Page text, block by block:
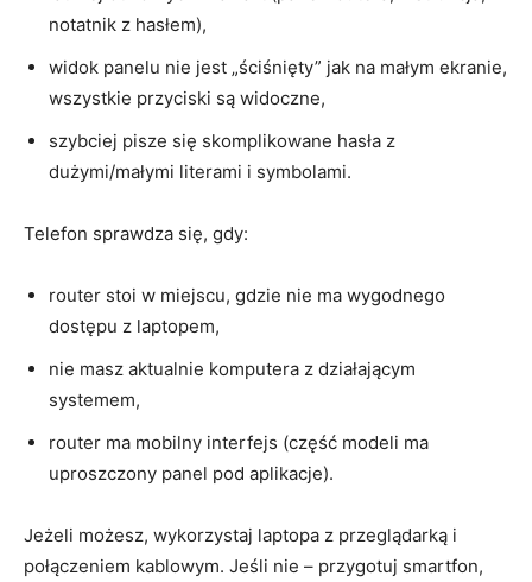
notatnik z hasłem),
widok panelu nie jest „ściśnięty” jak na małym ekranie,
wszystkie przyciski są widoczne,
szybciej pisze się skomplikowane hasła z
dużymi/małymi literami i symbolami.
Telefon sprawdza się, gdy:
router stoi w miejscu, gdzie nie ma wygodnego
dostępu z laptopem,
nie masz aktualnie komputera z działającym
systemem,
router ma mobilny interfejs (część modeli ma
uproszczony panel pod aplikacje).
Jeżeli możesz, wykorzystaj laptopa z przeglądarką i
połączeniem kablowym. Jeśli nie – przygotuj smartfon,